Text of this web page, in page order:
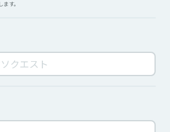
ます。